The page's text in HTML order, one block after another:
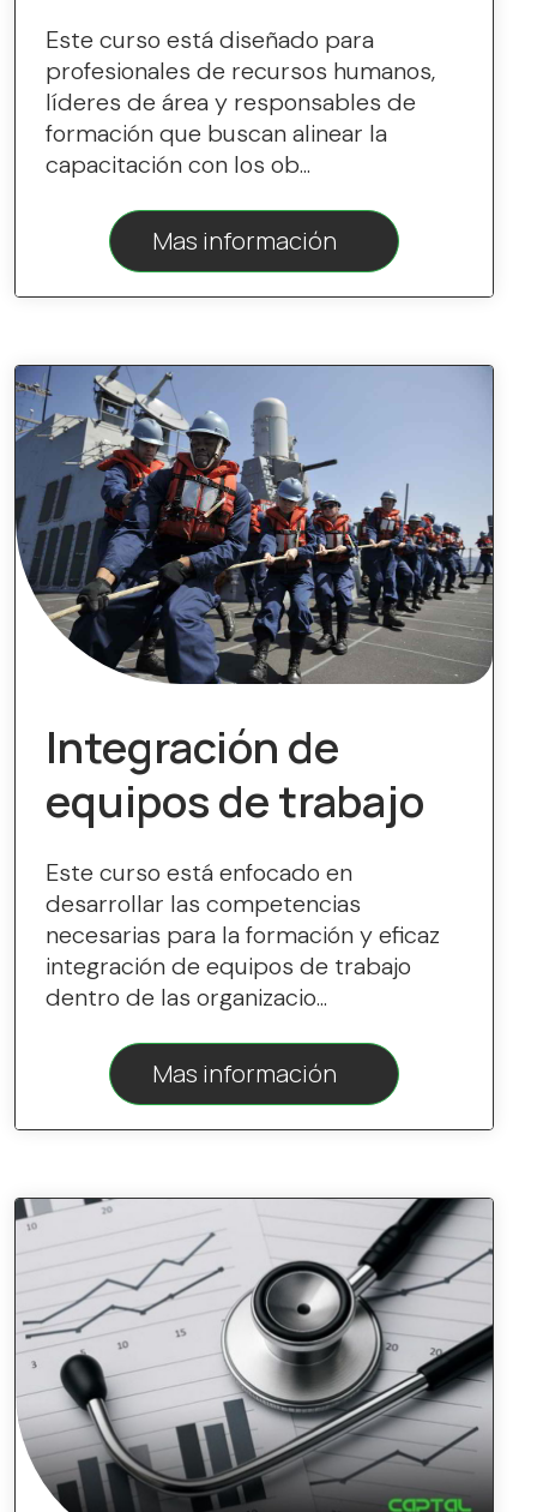
Este curso está diseñado para
profesionales de recursos humanos,
líderes de área y responsables de
formación que buscan alinear la
capacitación con los ob...
Mas información
Integración de
equipos de trabajo
Este curso está enfocado en
desarrollar las competencias
necesarias para la formación y eficaz
integración de equipos de trabajo
dentro de las organizacio...
Mas información